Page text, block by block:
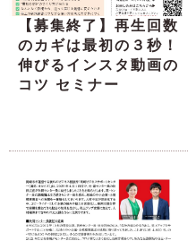
【募集終了】再生回数
のカギは最初の３秒！
伸びるインスタ動画の
コツ セミナー